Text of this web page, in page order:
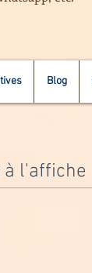
Blog
à l'affiche